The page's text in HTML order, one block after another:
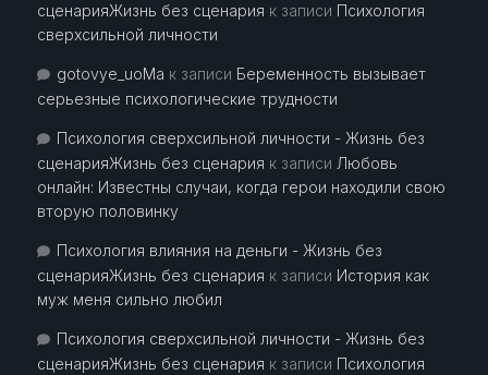
сценарияЖизнь без сценария к записи Психология
сверхсильной личности
gotovye_uoMa к записи Беременность вызывает
серьезные психологические трудности
Психология сверхсильной личности - Жизнь без
сценарияЖизнь без сценария к записи Любовь
онлайн: Известны случаи, когда герои находили свою
вторую половинку
Психология влияния на деньги - Жизнь без
сценарияЖизнь без сценария к записи История как
муж меня сильно любил
Психология сверхсильной личности - Жизнь без
сценарияЖизнь без сценария к записи Психология